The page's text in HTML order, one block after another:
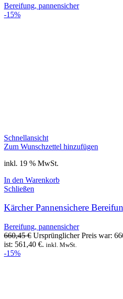
Bereifung, pannensicher
-15%
Schnellansicht
Zum Wunschzettel hinzufügen
inkl. 19 % MwSt.
In den Warenkorb
Schließen
Kärcher Pannensichere
Bereifung, pannensicher
660,45€ Ursprünglicher Preis war:
ist: 561,40 €. inkl. MwSt.
-15%